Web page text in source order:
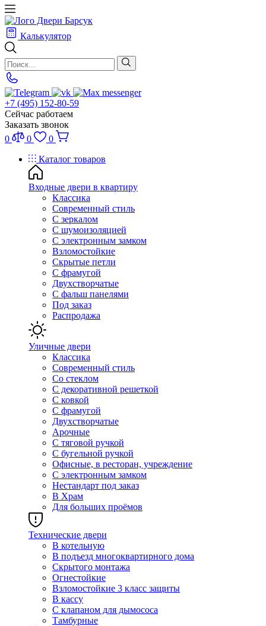
Калькулятор
+7 (495) 152-80-59
Сейчас работаем
Заказать звонок
0
0
0
Каталог товаров
Входные двери в квартиру
Классика
Современный стиль
С зеркалом
С шумоизоляцией
С электронным замком
Взломостойкие
Скрытые петли
С фрамугой
Двухстворчатые
С фальш панелями
Под заказ
Распродажа
Уличные двери
Классика
Современный стиль
Со стеклом
С декоративной решеткой
С ковкой
С фрамугой
Двухстворчатые
Арочные
С тяговой ручкой
С бугельной ручкой
Офисные, в ресторан, учреждение
С электронным замком
Нестандарт под заказ
В Храм
Для больших проёмов
Технические двери
В котельную
В подъезд многоквартирного дома
Скрытого монтажа
Огнестойкие
Взломостойкие 3 класс защиты
В кассу
С клапаном для дымососа
Тамбурные